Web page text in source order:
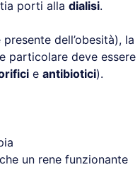
porti alla dialisi.
dell’obesità), la
particolare deve essere
e antibiotici).
un rene funzionante